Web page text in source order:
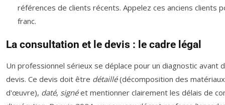
références de clients récents. Appelez ces anciens clients
franc.
La consultation et le devis : le cadre légal
Un professionnel sérieux se déplace pour un diagnostic avant
devis. Ce devis doit être détaillé(décomposition des
d'œuvre), daté, signéet mentionner clairement les délais de